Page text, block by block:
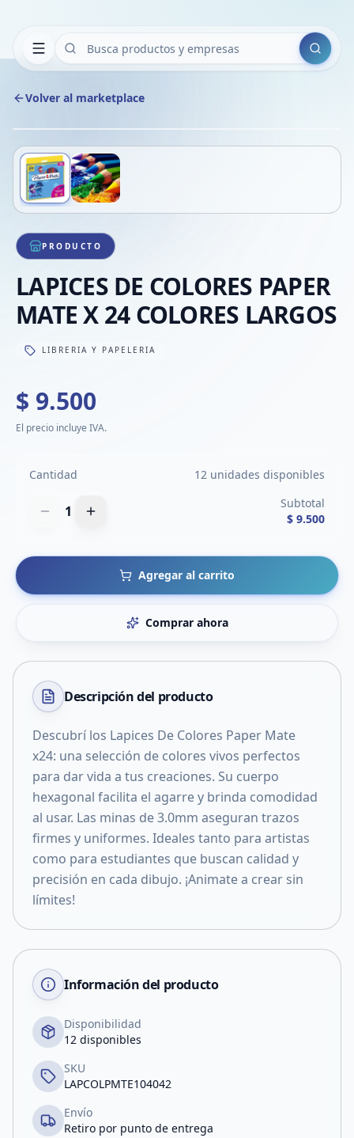
Buscar
Volver al marketplace
1/2
PRODUCTO
LAPICES DE COLORES PAPER
MATE X 24 COLORES LARGOS
LIBRERIA Y PAPELERIA
$ 9.500
El precio incluye IVA.
Cantidad 12 unidades disponibles
1
Subtotal
$ 9.500
Agregar al carrito
Comprar ahora
Descripción del producto
Descubrí los Lapices De Colores Paper Mate
x24: una selección de colores vivos perfectos
para dar vida a tus creaciones. Su cuerpo
hexagonal facilita el agarre y brinda comodidad
al usar. Las minas de 3.0mm aseguran trazos
firmes y uniformes. Ideales tanto para artistas
como para estudiantes que buscan calidad y
precisión en cada dibujo. ¡Animate a crear sin
límites!
Información del producto
Disponibilidad
12 disponibles
SKU
LAPCOLPMTE104042
Envío
Retiro por punto de entrega